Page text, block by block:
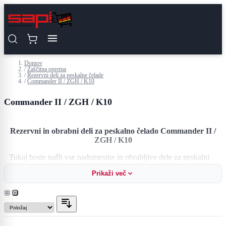
Domov
/ Zaščitna oprema
/ Rezervni deli za peskalne čelade
/ Commander II / ZGH / K10
Commander II / ZGH / K10
Rezervni in obrabni deli za peskalno čelado Commander II /
ZGH / K10
Tukaj boste našli vse nadomestne in obrabljive dele za peskalni
čeladi Commander II / ZGH / K10.
Naš obseg dobave vključuje obrabne diske, notranje diske, žično
mrežo, ogrinjala iz sintetičnega materiala ali usnja, vizirje, zračne
cevi za peskalne čelade Commander.
Prikaži več